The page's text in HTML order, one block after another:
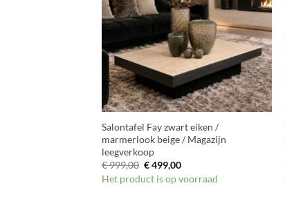
+
Salontafel Fay zwart eiken /
marmerlook beige / Magazijn
leegverkoop
€999,00 Oorspronkelijke
prijs
was:
€499,00Huidige
is:
Het product is op voorraad